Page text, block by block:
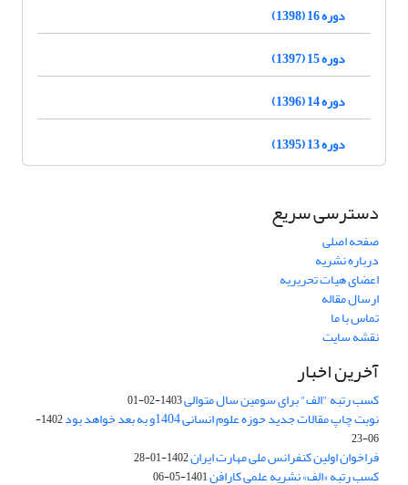
دوره 16 (1398)
دوره 15 (1397)
دوره 14 (1396)
دوره 13 (1395)
دسترسی سریع
صفحه اصلی
درباره نشریه
اعضای هیات تحریریه
ارسال مقاله
تماس با ما
نقشه سایت
آخرین اخبار
کسب رتبه "الف" برای سومین سال متوالی1403-02-01
نوبت چاپ مقالات جدید حوزه علوم انسانی 1404و به بعد خواهد بود
1402-
06-23
فراخوان اولین کنفرانس ملی مهارت ایران1402-01-28
کسب رتبه «الف» نشریه علمی کارافن1401-05-06